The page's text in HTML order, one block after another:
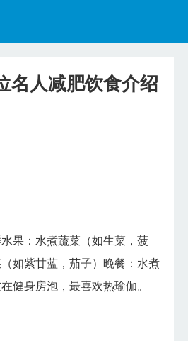
健康食谱
名人减肥饮食介绍
果：水煮蔬菜（如生菜，菠
如紫甘蓝，茄子）晚餐：水煮
健身房泡，最喜欢热瑜伽。